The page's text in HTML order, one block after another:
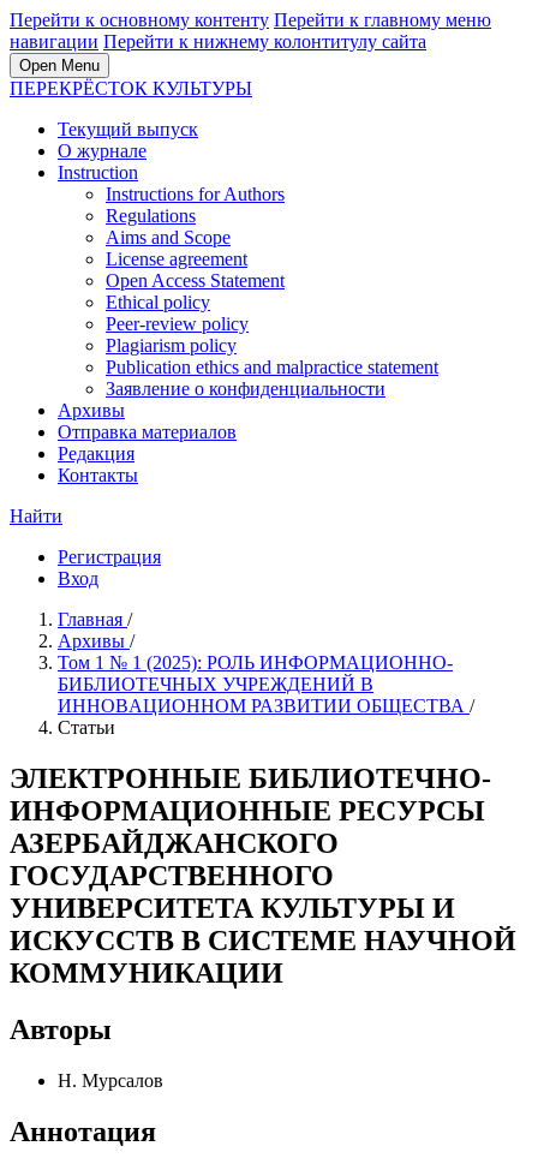
Перейти к основному контенту Перейти к главному меню
навигации Перейти к нижнему колонтитулу сайта
Open Menu
ПЕРЕКРЁСТОК КУЛЬТУРЫ
Текущий выпуск
О журнале
Instruction
Instructions for Authors
Regulations
Aims and Scope
License agreement
Open Access Statement
Ethical policy
Peer-review policy
Plagiarism policy
Publication ethics and malpractice statement
Заявление о конфиденциальности
Архивы
Отправка материалов
Редакция
Контакты
Найти
Регистрация
Вход
Главная /
Архивы /
Том 1 № 1 (2025): РОЛЬ ИНФОРМAЦИОННО-
БИБЛИОТЕЧНЫХ УЧРЕЖДЕНИЙ В
ИННОВAЦИОННОМ РАЗВИТИИ ОБЩЕСТВА /
Статьи
ЭЛЕКТРОННЫЕ БИБЛИОТЕЧНО-
ИНФОРМАЦИОННЫЕ РЕСУРСЫ
АЗЕРБАЙДЖАНСКОГО
ГОСУДАРСТВЕННОГО
УНИВЕРСИТЕТА КУЛЬТУРЫ И
ИСКУССТВ В СИСТЕМЕ НАУЧНОЙ
КОММУНИКАЦИИ
Авторы
Н. Мурсалов
Аннотация